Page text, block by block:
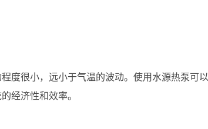
度很小，远小于气温的波动。使用水源热泵可以
经济性和效率。